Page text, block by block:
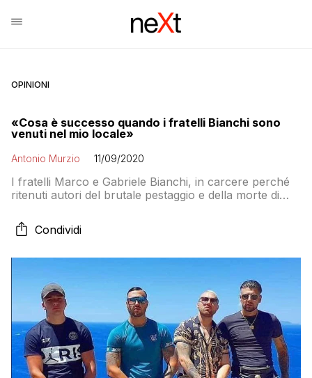
OPINIONI
«Cosa è successo quando i fratelli Bianchi sono
venuti nel mio locale»
Antonio Murzio 11/09/2020
I fratelli Marco e Gabriele Bianchi, in carcere perché
ritenuti autori del brutale pestaggio e della morte di
persone (Mario Pincarelli, anche lui dietro le sbarre, e
Francesco Belleggia, messo ai domiciliari) erano
confine della provincia sud di […]
Condividi